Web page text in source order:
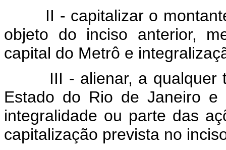
II - capitalizar o montante
objeto do inciso anterior,
capital do Metrô e
III - alienar, a qualquer
Estado do Rio de Janeiro
integralidade ou parte das
capitalização prevista no